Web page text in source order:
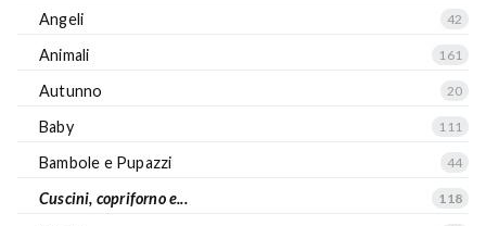
Angeli 42
Animali 161
Autunno 20
Baby 111
Bambole e Pupazzi 44
Cuscini, copriforno e... 118